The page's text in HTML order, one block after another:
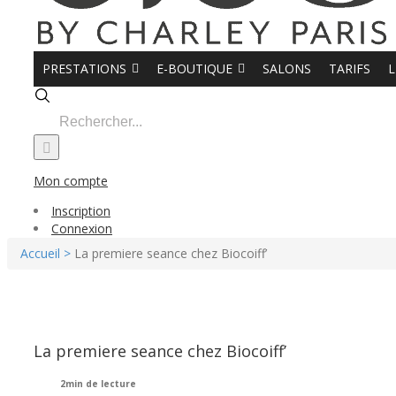
PRESTATIONS E-BOUTIQUE SALONS TARIFS
Search
for:
Mon compte
Inscription
Connexion
Accueil > La premiere seance chez Biocoiff’
La premiere seance chez Biocoiff’
2min de lecture